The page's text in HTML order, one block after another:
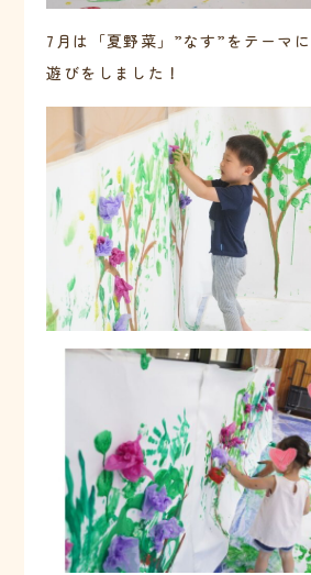
7月は「夏野菜」”なす”をテーマ
遊びをしました！